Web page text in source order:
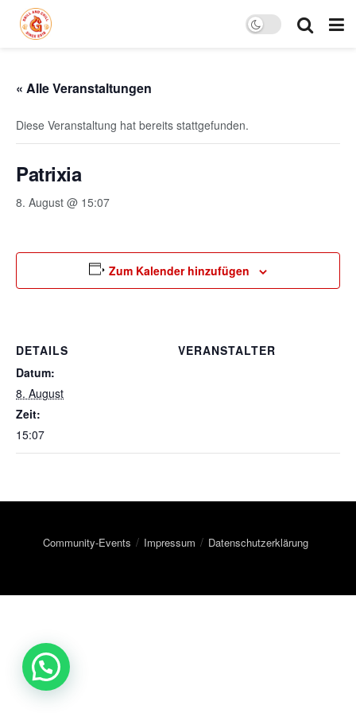
« Alle Veranstaltungen
Diese Veranstaltung hat bereits stattgefunden.
Patrixia
8. August @ 15:07
Zum Kalender hinzufügen
DETAILS
Datum:
8. August
Zeit:
15:07
VERANSTALTER
Community-Events Impressum Datenschutzerklärung